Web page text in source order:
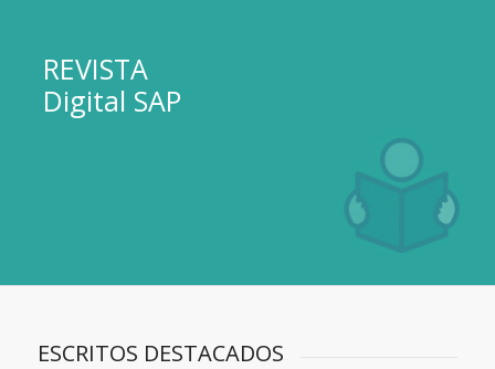
REVISTA
Digital SAP
ESCRITOS DESTACADOS